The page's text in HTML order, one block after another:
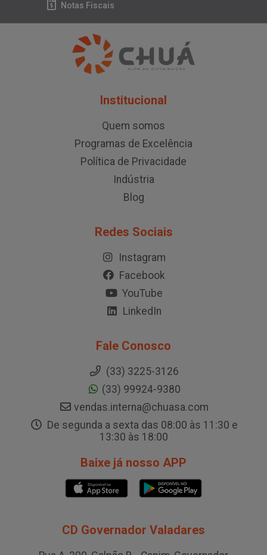
Notas Fiscais
Institucional
Quem somos
Programas de Excelência
Política de Privacidade
Indústria
Blog
Redes Sociais
Instagram
Facebook
YouTube
LinkedIn
Fale Conosco
(33) 3225-3126
(33) 99924-9380
vendas.interna@chuasa.com
De segunda a sexta das 08:00 às 11:30 e
13:30 às 18:00
Baixe já nosso APP
CD Governador Valadares